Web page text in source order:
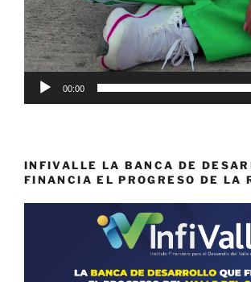
00:00
INFIVALLE LA BANCA DE
FINANCIA EL PROGRESO DE LA